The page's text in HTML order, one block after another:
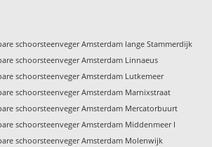
schoorsteenveger Amsterdam lange Stammerdijk
schoorsteenveger Amsterdam Linnaeus
schoorsteenveger Amsterdam Lutkemeer
schoorsteenveger Amsterdam Marnixstraat
schoorsteenveger Amsterdam Mercatorbuurt
schoorsteenveger Amsterdam Middenmeer I
schoorsteenveger Amsterdam Molenwijk